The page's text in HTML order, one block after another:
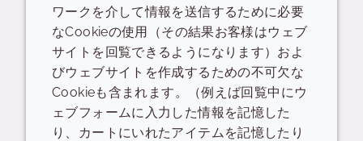
POS Presentation - thematic/trend
プレゼンテーション
Hairspa™ Product Overview Sheets
英語: 1.9 MB READ DESCRIPTIONS
ワークを介して情報を送信するために必要
なCookieの使用（その結果お客様はウェブ
サイトを回覧できるようになります）およ
びウェブサイトを作成するための不可欠な
Cookieも含まれます。（例えば回覧中にウ
ェブフォームに入力した情報を記憶した
り、カートにいれたアイテムを記憶したり